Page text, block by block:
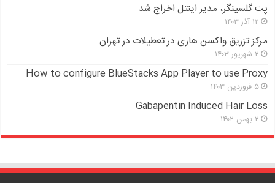
پت گلسینگر، مدیر اینتل اخراج شد
۱۲ آذر ۱۴۰۳
مرکز تزریق واکسن هاری در تعطیلات در تهران
۲ شهریور ۱۴۰۳
How to configure BlueStacks App Player to use Proxy
۵ فروردین ۱۴۰۳
Gabapentin Induced Hair Loss
۲ بهمن ۱۴۰۲